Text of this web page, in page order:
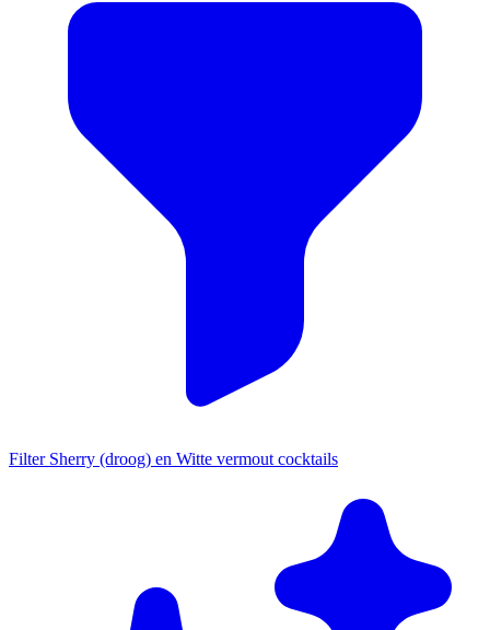
Filter Sherry (droog) en Witte vermout cocktails